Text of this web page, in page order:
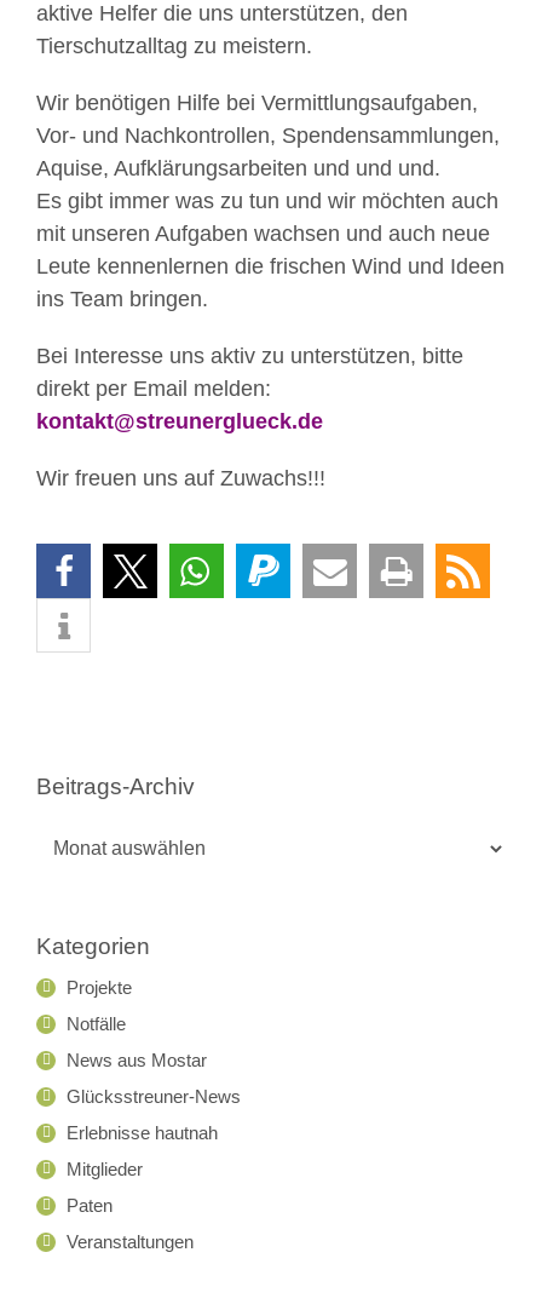
aktive Helfer die uns unterstützen, den
Tierschutzalltag zu meistern.
Wir benötigen Hilfe bei Vermittlungsaufgaben,
Vor- und Nachkontrollen, Spendensammlungen,
Aquise, Aufklärungsarbeiten und und und.
Es gibt immer was zu tun und wir möchten auch
mit unseren Aufgaben wachsen und auch neue
Leute kennenlernen die frischen Wind und Ideen
ins Team bringen.
Bei Interesse uns aktiv zu unterstützen, bitte
direkt per Email melden:
kontakt@streunerglueck.de
Wir freuen uns auf Zuwachs!!!
Beitrags-Archiv
Kategorien
Projekte
Notfälle
News aus Mostar
Glücksstreuner-News
Erlebnisse hautnah
Mitglieder
Paten
Veranstaltungen